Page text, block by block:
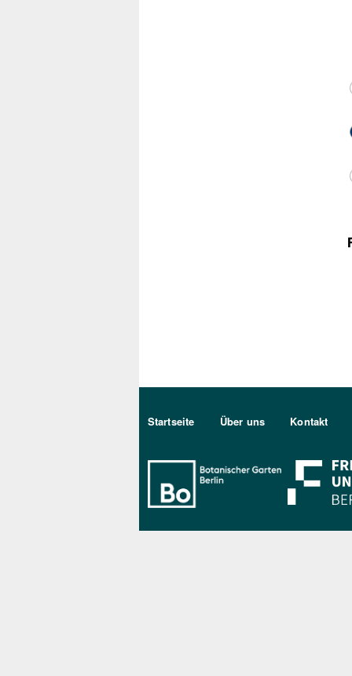
Sekundärmenu DE
Startseite Über uns Kontakt
Bo Berlin